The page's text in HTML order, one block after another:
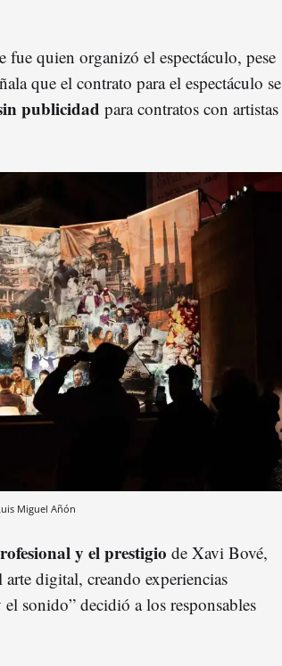
quien organizó el espectáculo, pese
que el contrato para el espectáculo se
publicidad para contratos con artistas
Miguel Añón
y el prestigio de Xavi Bové,
digital, creando experiencias
sonido” decidió a los responsables